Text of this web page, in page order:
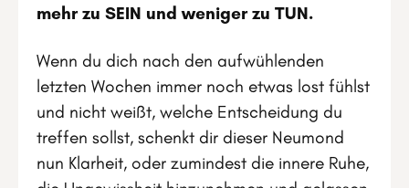
mehr zu SEIN und weniger zu TUN.
Wenn du dich nach den aufwühlenden
letzten Wochen immer noch etwas lost fühlst
und nicht weißt, welche Entscheidung du
treffen sollst, schenkt dir dieser Neumond
nun Klarheit, oder zumindest die innere Ruhe,